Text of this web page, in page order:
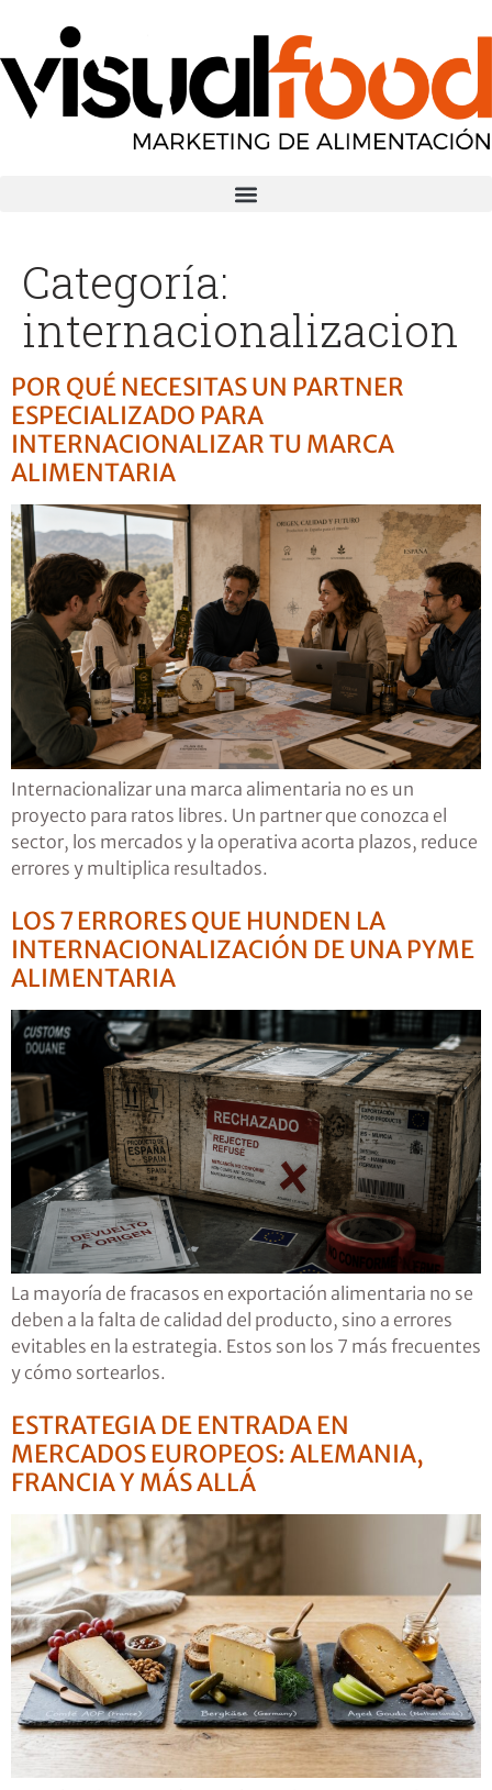
Categoría:
internacionalizacion
POR QUÉ NECESITAS UN PARTNER
ESPECIALIZADO PARA
INTERNACIONALIZAR TU MARCA
ALIMENTARIA
Internacionalizar una marca alimentaria no es un
proyecto para ratos libres. Un partner que conozca el
sector, los mercados y la operativa acorta plazos, reduce
errores y multiplica resultados.
LOS 7 ERRORES QUE HUNDEN LA
INTERNACIONALIZACIÓN DE UNA PYME
ALIMENTARIA
La mayoría de fracasos en exportación alimentaria no se
deben a la falta de calidad del producto, sino a errores
evitables en la estrategia. Estos son los 7 más frecuentes
y cómo sortearlos.
ESTRATEGIA DE ENTRADA EN
MERCADOS EUROPEOS: ALEMANIA,
FRANCIA Y MÁS ALLÁ